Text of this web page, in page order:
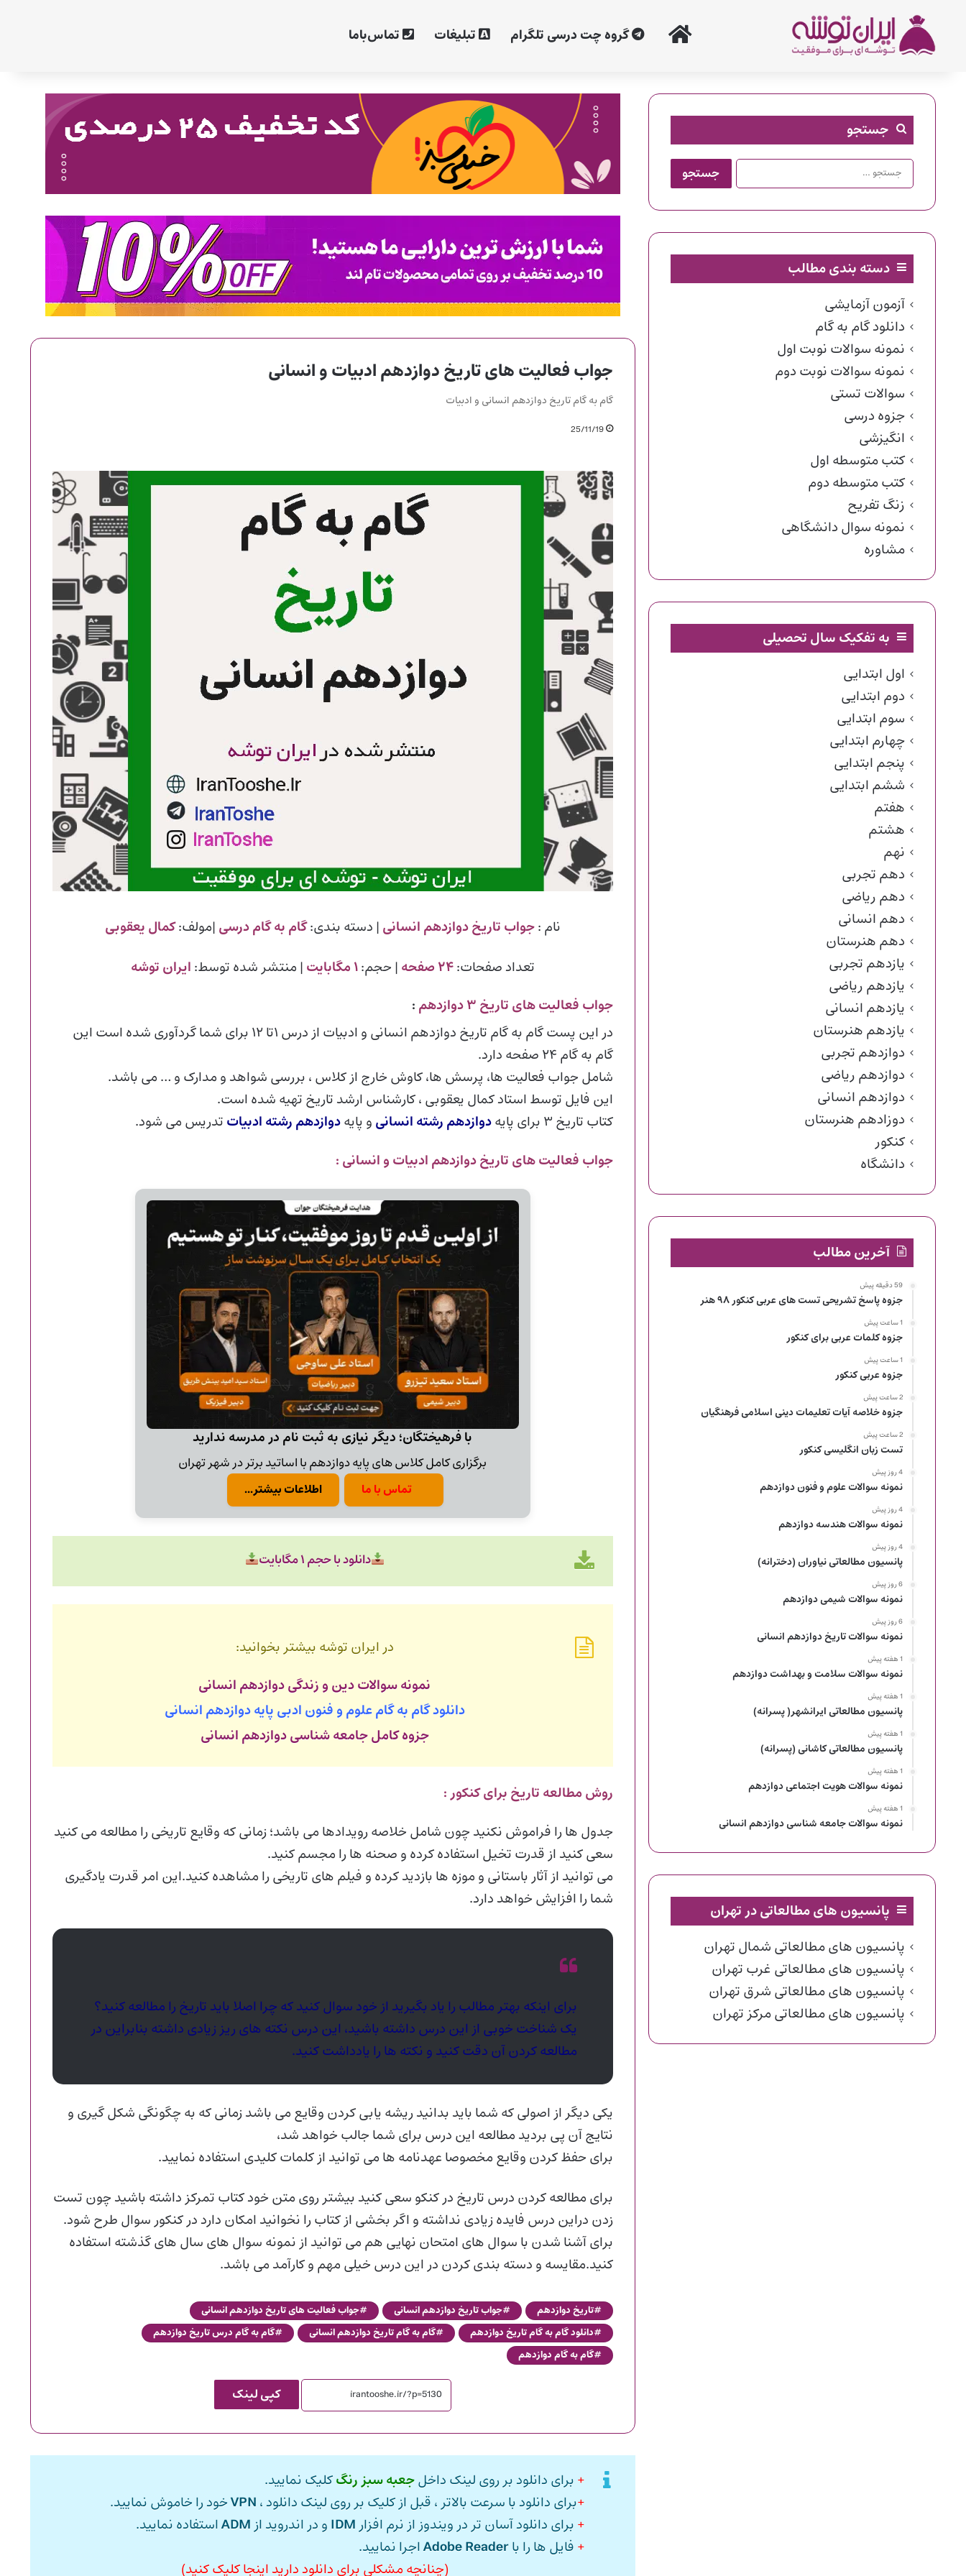
خانه گروه چت درسی تلگرام تبلیغات تماس‌با‌ما
جواب فعالیت های تاریخ دوازدهم ادبیات و انسانی
گام به گام تاریخ دوازدهم انسانی و ادبیات
25/11/19
نام :جواب تاریخ دوازدهم انسانی | دسته بندی:گام به گام درسی |مولف:کمال یعقوبی
تعداد صفحات:۲۴ صفحه | حجم:۱ مگابایت | منتشر شده توسط: ایران توشه
جواب فعالیت های تاریخ ۳ دوازدهم
:
در این پست گام به گام تاریخ دوازدهم انسانی و ادبیات از درس ۱تا ۱۲ برای شما گردآوری شده است این
گام به گام ۲۴ صفحه دارد.
شامل جواب فعالیت ها، پرسش ها، کاوش خارج از کلاس ، بررسی شواهد و مدارک و … می باشد.
این فایل توسط استاد کمال یعقوبی ، کارشناس ارشد تاریخ تهیه شده است.
کتاب تاریخ ۳ برای پایه
دوازدهم رشته انسانی و پایهدوازدهم رشته ادبیات تدریس می شود.
جواب فعالیت های تاریخ دوازدهم ادبیات و انسانی :
با فرهیختگان؛ دیگر نیازی به ثبت نام در مدرسه ندارید
برگزاری کامل کلاس های پایه دوازدهم با اساتید برتر در شهر تهران
تماس با ما اطلاعات بیشتر...
دانلود با حجم ۱ مگابایت
در ایران توشه بیشتر بخوانید:
نمونه سوالات دین و زندگی دوازدهم انسانی
دانلود گام به گام علوم و فنون ادبی پایه دوازدهم انسانی
جزوه کامل جامعه شناسی دوازدهم انسانی
روش مطالعه تاریخ برای کنکور :
جدول ها را فراموش نکنید چون شامل خلاصه رویدادها می باشد؛ زمانی که وقایع تاریخی را مطالعه می کنید
سعی کنید از قدرت تخیل استفاده کرده و صحنه ها را مجسم کنید.
می توانید از آثار باستانی و موزه ها بازدید کرده و فیلم های تاریخی را مشاهده کنید.این امر قدرت یادگیری
شما را افزایش خواهد دارد.
برای اینکه بهتر مطالب را یاد بگیرید از خود سوال کنید که چرا اصلا باید تاریخ را مطالعه کنید؟
یک شناخت خوبی از این درس داشته باشید، این درس نکته های ریز زیادی داشته بنابراین در
مطالعه کردن آن دقت کنید و نکته ها را یادداشت کنید.
یکی دیگر از اصولی که شما باید بدانید ریشه یابی کردن وقایع می باشد زمانی که به چگونگی شکل گیری و
نتایج آن پی بردید مطالعه این درس برای شما جالب خواهد شد،
برای حفظ کردن وقایع مخصوصا عهدنامه ها می توانید از کلمات کلیدی استفاده نمایید.
برای مطالعه کردن درس تاریخ در کنکو سعی کنید بیشتر روی متن خود کتاب تمرکز داشته باشید چون تست
زدن دراین درس فایده زیادی نداشته و اگر بخشی از کتاب را نخوانید امکان دارد در کنکور سوال طرح شود.
برای آشنا شدن با سوال های امتحان نهایی هم می توانید از نمونه سوال های سال های گذشته استفاده
کنید.مقایسه و دسته بندی کردن در این درس خیلی مهم و کارآمد می باشد.
تاریخ دوازدهم جواب تاریخ دوازدهم انسانی
جواب فعالیت های تاریخ دوازدهم انسانی
دانلود گام به گام تاریخ دوازدهم
گام به گام تاریخ دوازدهم انسانی
گام به گام درس تاریخ دوازدهم
گام به گام دوازدهم
کپی لینک
+ برای دانلود بر روی لینک داخلجعبه سبز رنگکلیک نمایید.
+برای دانلود با سرعت بالاتر ، قبل از کلیک بر روی لینک دانلود ، VPNخود را خاموش نمایید.
+ برای دانلود آسان تر در ویندوز از نرم افزار IDM و در اندروید از ADMاستفاده نمایید.
+ فایل ها را باAdobe Readerاجرا نمایید.
(چنانچه مشکلی برای دانلود دارید اینجا کلیک کنید)
جستجو
جستجو
برای:
دسته بندی مطالب
آزمون آزمایشی
دانلود گام به گام
نمونه سوالات نوبت اول
نمونه سوالات نوبت دوم
سوالات تستی
جزوه درسی
انگیزشی
کتب متوسطه اول
کتب متوسطه دوم
زنگ تفریح
نمونه سوال دانشگاهی
مشاوره
به تفکیک سال تحصیلی
اول ابتدایی
دوم ابتدایی
سوم ابتدایی
چهارم ابتدایی
پنجم ابتدایی
ششم ابتدایی
هفتم
هشتم
نهم
دهم تجربی
دهم ریاضی
دهم انسانی
دهم هنرستان
یازدهم تجربی
یازدهم ریاضی
یازدهم انسانی
یازدهم هنرستان
دوازدهم تجربی
دوازدهم ریاضی
دوازدهم انسانی
دوزادهم هنرستان
کنکور
دانشگاه
آخرین مطالب
59 دقیقه پیش
جزوه پاسخ تشریحی تست های عربی کنکور ۹۸ هنر
1 ساعت پیش
جزوه کلمات عربی برای کنکور
1 ساعت پیش
جزوه عربی کنکور
2 ساعت پیش
جزوه خلاصه آیات تعلیمات دینی اسلامی فرهنگیان
2 ساعت پیش
تست زبان انگلیسی کنکور
4 روز پیش
نمونه سوالات علوم و فنون دوازدهم
4 روز پیش
نمونه سوالات هندسه دوازدهم
4 روز پیش
پانسیون مطالعاتی نیاوران (دخترانه)
6 روز پیش
نمونه سوالات شیمی دوازدهم
6 روز پیش
نمونه سوالات تاریخ دوازدهم انسانی
1 هفته پیش
نمونه سوالات سلامت و بهداشت دوازدهم
1 هفته پیش
پانسیون مطالعاتی ایرانشهر( پسرانه)
1 هفته پیش
پانسیون مطالعاتی کاشانی (پسرانه)
1 هفته پیش
نمونه سوالات هویت اجتماعی دوازدهم
1 هفته پیش
نمونه سوالات جامعه شناسی دوازدهم انسانی
پانسیون های مطالعاتی در تهران
پانسیون های مطالعاتی شمال تهران
پانسیون های مطالعاتی غرب تهران
پانسیون های مطالعاتی شرق تهران
پانسیون های مطالعاتی مرکز تهران